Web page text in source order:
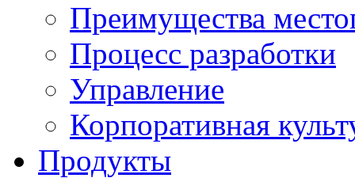
Преимущества
Процесс разработки
Управление
Корпоративная
Продукты